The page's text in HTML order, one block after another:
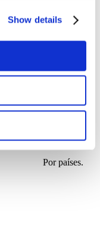
Show details
Por países.